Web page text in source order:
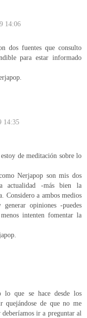
14:06
dos fuentes que consulto
para estar informado
14:35
de meditación sobre lo
Nerjapop son mis dos
actualidad -más bien la
Considero a ambos medios
opiniones -puedes
intenten fomentar la
que se hace desde los
quejándose de que no me
ir a preguntar al